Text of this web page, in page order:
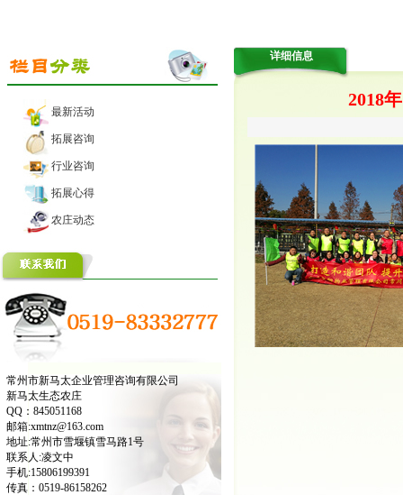
最新活动
拓展咨询
行业咨询
拓展心得
农庄动态
常州市新马太企业管理咨询有限公司
新马太生态农庄
QQ：845051168
邮箱:xmtnz@163.com
地址:常州市雪堰镇雪马路1号
联系人:凌文中
手机:15806199391
传真：0519-86158262
详细信息
2018